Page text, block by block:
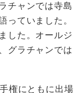
チャンでは寺島
っていました。
した。オールジ
グラチャンでは
権にともに出場